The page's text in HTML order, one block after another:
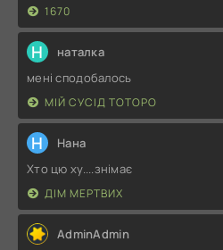
1670
Н наталка
мені сподобалось
МІЙ СУСІД ТОТОРО
Н Нана
Хто цю ху....знімає
ДІМ МЕРТВИХ
AdminAdmin